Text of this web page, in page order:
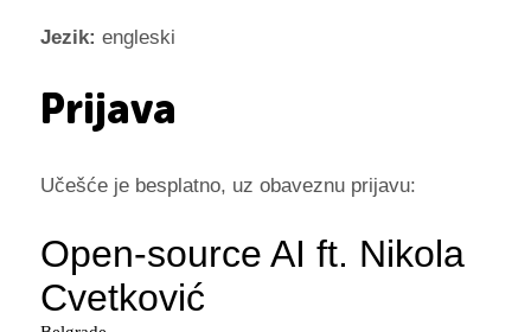
Jezik: engleski
Prijava
Učešće je besplatno, uz obaveznu prijavu: